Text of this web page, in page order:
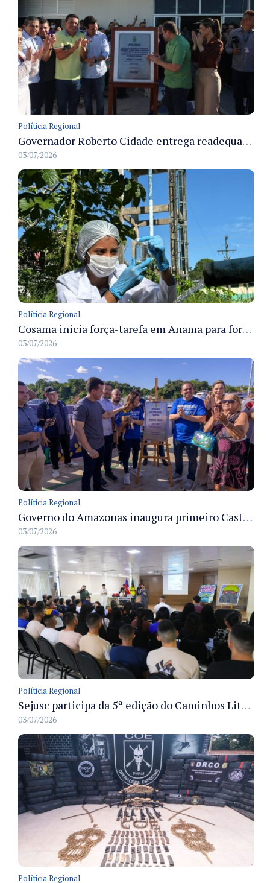
Políticia Regional
Governador Roberto Cidade entrega readequação do ambulatório da FCecon e amplia capacidade de atendimento oncológico em Manaus
03/07/2026
Políticia Regional
Cosama inicia força-tarefa em Anamã para fortalecer abastecimento de água e segurança hídrica da população
03/07/2026
Políticia Regional
Governo do Amazonas inaugura primeiro Castramóvel Fluvial para atendimento veterinário às comunidades ribeirinhas e castração gratuita
03/07/2026
Políticia Regional
Sejusc participa da 5ª edição do Caminhos Literários com foco na cultura hip-hop nas unidades socioeducativas
03/07/2026
Políticia Regional